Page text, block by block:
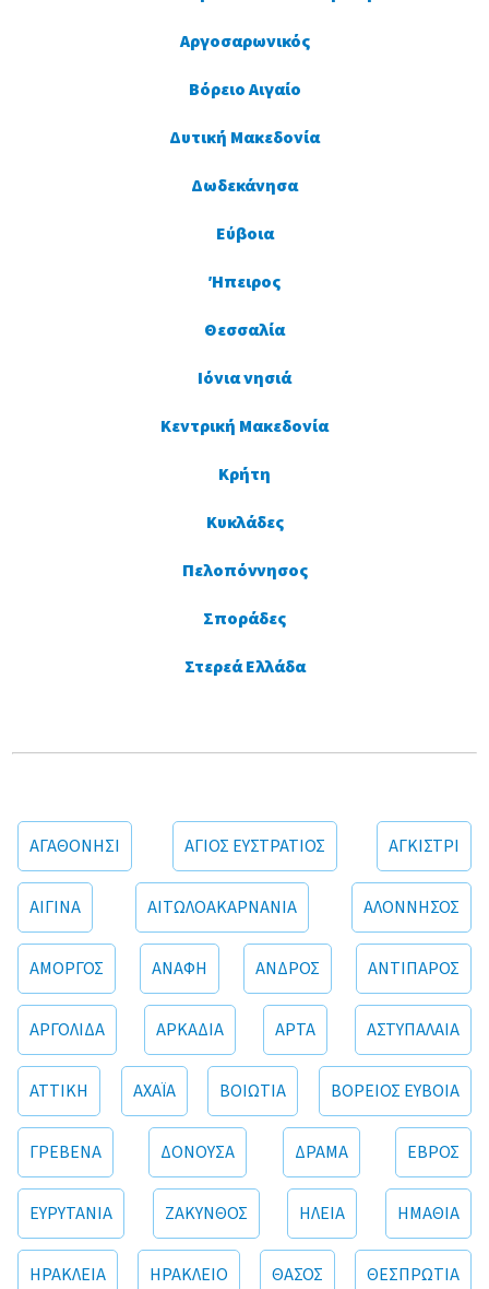
Αργοσαρωνικός
Βόρειο Αιγαίο
Δυτική Μακεδονία
Δωδεκάνησα
Εύβοια
Ήπειρος
Θεσσαλία
Ιόνια νησιά
Κεντρική Μακεδονία
Κρήτη
Κυκλάδες
Πελοπόννησος
Σποράδες
Στερεά Ελλάδα
ΑΓΑΘΟΝΗΣΙ ΑΓΙΟΣ ΕΥΣΤΡΑΤΙΟΣ ΑΓΚΙΣΤΡΙ
ΑΙΓΙΝΑ ΑΙΤΩΛΟΑΚΑΡΝΑΝΙΑ ΑΛΟΝΝΗΣΟΣ
ΑΜΟΡΓΟΣ ΑΝΑΦΗ ΑΝΔΡΟΣ ΑΝΤΙΠΑΡΟΣ
ΑΡΓΟΛΙΔΑ ΑΡΚΑΔΙΑ ΑΡΤΑ ΑΣΤΥΠΑΛΑΙΑ
ΑΤΤΙΚΗ ΑΧΑΪΑ ΒΟΙΩΤΙΑ ΒΟΡΕΙΟΣ ΕΥΒΟΙΑ
ΓΡΕΒΕΝΑ ΔΟΝΟΥΣΑ ΔΡΑΜΑ ΕΒΡΟΣ
ΕΥΡΥΤΑΝΙΑ ΖΑΚΥΝΘΟΣ ΗΛΕΙΑ ΗΜΑΘΙΑ
ΗΡΑΚΛΕΙΑ ΗΡΑΚΛΕΙΟ ΘΑΣΟΣ ΘΕΣΠΡΩΤΙΑ